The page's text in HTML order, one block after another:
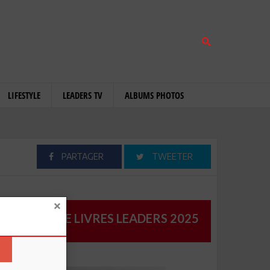
LIFESTYLE LEADERS TV ALBUMS PHOTOS
PARTAGER TWEETER
CATALOGUE LIVRES LEADERS 2025